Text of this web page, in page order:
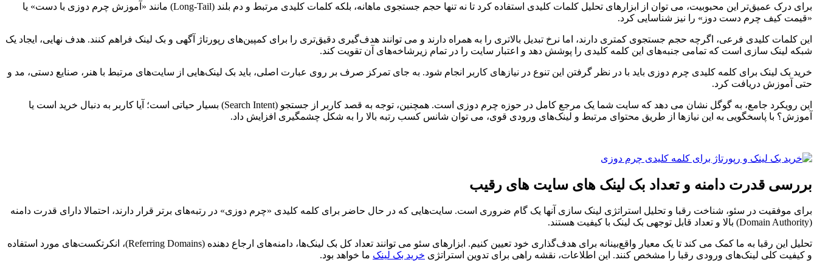
برای درک عمیق‌تر این محبوبیت، می توان از ابزارهای تحلیل کلمات کلیدی استفاده کرد تا نه تنها حجم جستجوی ماهانه، بلکه کلمات کلیدی مرتبط و دم بلند (Long-Tail) مانند «آموزش چرم دوزی با دست» یا
«قیمت کیف چرم دست دوز» را نیز شناسایی کرد.
این کلمات کلیدی فرعی، اگرچه حجم جستجوی کمتری دارند، اما نرخ تبدیل بالاتری را به همراه دارند و می توانند هدف‌گیری دقیق‌تری را برای کمپین‌های رپورتاژ آگهی و بک لینک فراهم کنند. هدف نهایی، ایجاد یک
شبکه لینک سازی است که تمامی جنبه‌های این کلمه کلیدی را پوشش دهد و اعتبار سایت را در تمام زیرشاخه‌های آن تقویت کند.
خرید بک لینک برای کلمه کلیدی چرم دوزی باید با در نظر گرفتن این تنوع در نیازهای کاربر انجام شود. به جای تمرکز صرف بر روی عبارت اصلی، باید بک لینک‌هایی از سایت‌های مرتبط با هنر، صنایع دستی، مد و
حتی آموزش دریافت کرد.
این رویکرد جامع، به گوگل نشان می دهد که سایت شما یک مرجع کامل در حوزه چرم دوزی است. همچنین، توجه به قصد کاربر از جستجو (Search Intent) بسیار حیاتی است؛ آیا کاربر به دنبال خرید است یا
آموزش؟ با پاسخگویی به این نیازها از طریق محتوای مرتبط و لینک‌های ورودی قوی، می توان شانس کسب رتبه بالا را به شکل چشمگیری افزایش داد.
بررسی قدرت دامنه و تعداد بک لینک های سایت های رقیب
برای موفقیت در سئو، شناخت رقبا و تحلیل استراتژی لینک سازی آنها یک گام ضروری است. سایت‌هایی که در حال حاضر برای کلمه کلیدی «چرم دوزی» در رتبه‌های برتر قرار دارند، احتمالا دارای قدرت دامنه
(Domain Authority) بالا و تعداد قابل توجهی بک لینک با کیفیت هستند.
تحلیل این رقبا به ما کمک می کند تا یک معیار واقع‌بینانه برای هدف‌گذاری خود تعیین کنیم. ابزارهای سئو می توانند تعداد کل بک لینک‌ها، دامنه‌های ارجاع دهنده (Referring Domains)، انکرتکست‌های مورد استفاده
و کیفیت کلی لینک‌های ورودی رقبا را مشخص کنند. این اطلاعات، نقشه راهی برای تدوین استراتژی خرید بک لینک ما خواهد بود.